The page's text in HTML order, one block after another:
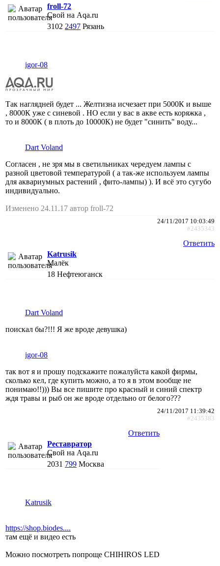
froll-72
Свой на Aqa.ru
3102 2497 Рязань
igor-08
Так наглядней будет ... Желтизна исчезает при 5000К и выше
, 8000К уже с синевой . НО если у вас в акве есть коряжка ,
то и 8000К ( в плоть до 10000К) не будет "синить" воду...
Dart Voland
Согласен , не зря мы в светильниках чередуем лампы с
разной цветовой температурой ( а так-же используем лампы
для аквариумных растений , фито-лампы) ). И всё это сугубо
индивидуально.
Изменено 24.11.17 автор froll-72
24/11/2017 10:03:49
#2435343
Ответить
Katrusik
Малёк
18 Нефтеюганск
Dart Voland
поискал бы?!!! Я же вроде девушка)
igor-08
так вот я и прошу подскажите пожалуйста какой фирмы,
сколько кел, где купить можно, а то я в этом вообще не
понимаю!!))) Вы все пишите про красный и синий спектр
ждя травы и рыб он же вроде отдельно от белого???
24/11/2017 11:39:42
#2435383
Ответить
Реставратор
Свой на Aqa.ru
2031 799 Москва
Katrusik
https://shop.biodes....
там ещё и видео есть
Можно посмотреть попроще CHIHIROS LED